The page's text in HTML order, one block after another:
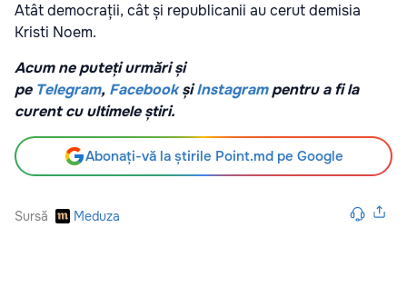
Atât democrații, cât și republicanii au cerut demisia
Kristi Noem.
Acum ne puteți urmări și
pe Telegram, Facebook șiInstagrampentru a fi la
curent cu ultimele știri.
Abonați-vă la știrile Point.md pe Google
Sursă Meduza